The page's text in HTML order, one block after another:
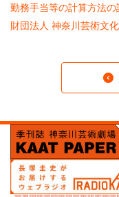
・ 交通案内
・ ミッション
・ レストラン/カフェ
KAAT 神奈川芸術劇場
勤務手当等の計算方法
財団法人 神奈川芸術文